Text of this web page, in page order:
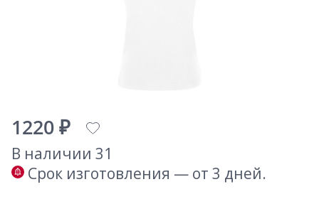
1220 ₽
В наличии 31
Срок изготовления — от 3 дней.